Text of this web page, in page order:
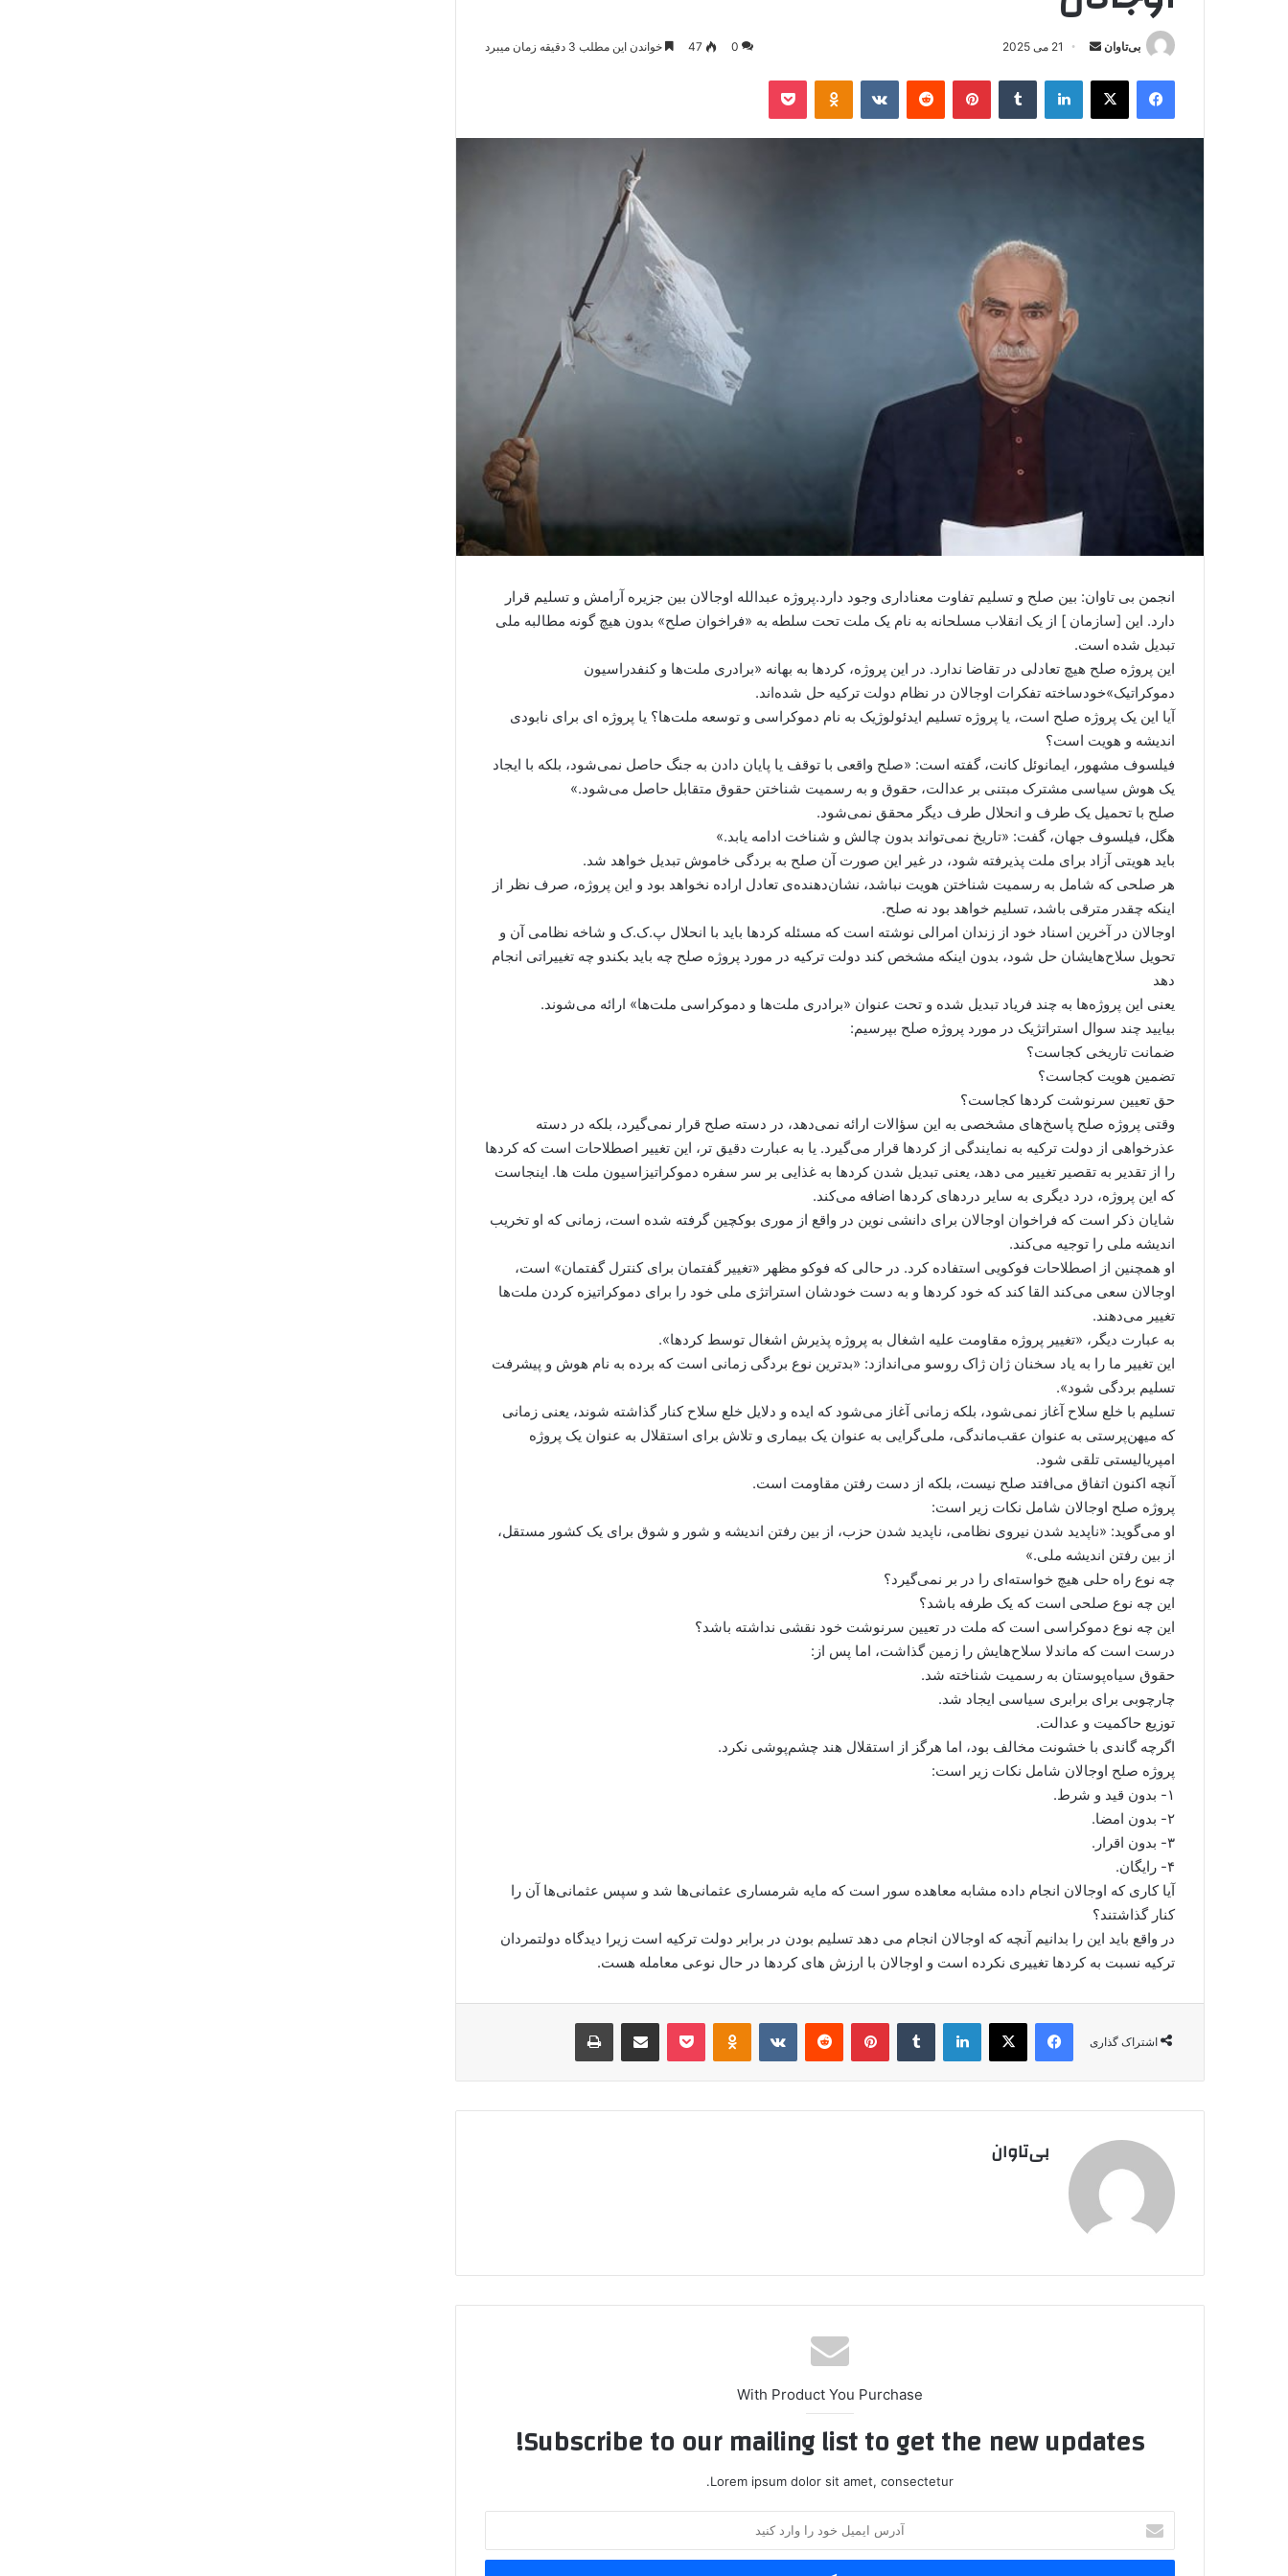
بی‌تاوان
ل
21 می 2025 0
47 خواندن این مطلب 3 دقیقه زمان میبرد
فیس بوک لینکدین ‫پین‌ترست ‫رددیت
انجمن بی تاوان: بین صلح و تسلیم تفاوت معناداری وجود دارد.پروژه عبدالله اوجالان بین جزیره آرامش و تسلیم قرار
دارد. این [سازمان ] از یک انقلاب مسلحانه به نام یک ملت تحت سلطه به «فراخوان صلح» بدون هیچ گونه مطالبه ملی
تبدیل شده است.
این پروژه صلح هیچ تعادلی در تقاضا ندارد. در این پروژه، کردها به بهانه «برادری ملت‌ها و کنفدراسیون
دموکراتیک»خودساخته تفکرات اوجالان در نظام دولت ترکیه حل شده‌اند.
آیا این یک پروژه صلح است، یا پروژه تسلیم ایدئولوژیک به نام دموکراسی و توسعه ملت‌ها؟ یا پروژه ای برای نابودی
اندیشه و هویت است؟
فیلسوف مشهور، ایمانوئل کانت، گفته است: «صلح واقعی با توقف یا پایان دادن به جنگ حاصل نمی‌شود، بلکه با ایجاد
یک هوش سیاسی مشترک مبتنی بر عدالت، حقوق و به رسمیت شناختن حقوق متقابل حاصل می‌شود.»
صلح با تحمیل یک طرف و انحلال طرف دیگر محقق نمی‌شود.
هگل، فیلسوف جهان، گفت: «تاریخ نمی‌تواند بدون چالش و شناخت ادامه یابد.»
باید هویتی آزاد برای ملت پذیرفته شود، در غیر این صورت آن صلح به بردگی خاموش تبدیل خواهد شد.
هر صلحی که شامل به رسمیت شناختن هویت نباشد، نشان‌دهنده‌ی تعادل اراده نخواهد بود و این پروژه، صرف نظر از
اینکه چقدر مترقی باشد، تسلیم خواهد بود نه صلح.
اوجالان در آخرین اسناد خود از زندان امرالی نوشته است که مسئله کردها باید با انحلال پ.ک.ک و شاخه نظامی آن و
تحویل سلاح‌هایشان حل شود، بدون اینکه مشخص کند دولت ترکیه در مورد پروژه صلح چه باید بکندو چه تغییراتی انجام
دهد
یعنی این پروژه‌ها به چند فریاد تبدیل شده و تحت عنوان «برادری ملت‌ها و دموکراسی ملت‌ها» ارائه می‌شوند.
بیایید چند سوال استراتژیک در مورد پروژه صلح بپرسیم:
ضمانت تاریخی کجاست؟
تضمین هویت کجاست؟
حق تعیین سرنوشت کردها کجاست؟
وقتی پروژه صلح پاسخ‌های مشخصی به این سؤالات ارائه نمی‌دهد، در دسته صلح قرار نمی‌گیرد، بلکه در دسته
عذرخواهی از دولت ترکیه به نمایندگی از کردها قرار می‌گیرد. یا به عبارت دقیق تر، این تغییر اصطلاحات است که کردها
را از تقدیر به تقصیر تغییر می دهد، یعنی تبدیل شدن کردها به غذایی بر سر سفره دموکراتیزاسیون ملت ها. اینجاست
که این پروژه، درد دیگری به سایر دردهای کردها اضافه می‌کند.
شایان ذکر است که فراخوان اوجالان برای دانشی نوین در واقع از موری بوکچین گرفته شده است، زمانی که او تخریب
اندیشه ملی را توجیه می‌کند.
او همچنین از اصطلاحات فوکویی استفاده کرد. در حالی که فوکو مظهر «تغییر گفتمان برای کنترل گفتمان» است،
اوجالان سعی می‌کند القا کند که خود کردها و به دست خودشان استراتژی ملی خود را برای دموکراتیزه کردن ملت‌ها
تغییر می‌دهند.
به عبارت دیگر، «تغییر پروژه مقاومت علیه اشغال به پروژه پذیرش اشغال توسط کردها».
این تغییر ما را به یاد سخنان ژان ژاک روسو می‌اندازد: «بدترین نوع بردگی زمانی است که برده به نام هوش و پیشرفت
تسلیم بردگی شود».
تسلیم با خلع سلاح آغاز نمی‌شود، بلکه زمانی آغاز می‌شود که ایده و دلایل خلع سلاح کنار گذاشته شوند، یعنی زمانی
که میهن‌پرستی به عنوان عقب‌ماندگی، ملی‌گرایی به عنوان یک بیماری و تلاش برای استقلال به عنوان یک پروژه
امپریالیستی تلقی شود.
آنچه اکنون اتفاق می‌افتد صلح نیست، بلکه از دست رفتن مقاومت است.
پروژه صلح اوجالان شامل نکات زیر است:
او می‌گوید: «ناپدید شدن نیروی نظامی، ناپدید شدن حزب، از بین رفتن اندیشه و شور و شوق برای یک کشور مستقل،
از بین رفتن اندیشه ملی.»
چه نوع راه حلی هیچ خواسته‌ای را در بر نمی‌گیرد؟
این چه نوع صلحی است که یک طرفه باشد؟
این چه نوع دموکراسی است که ملت در تعیین سرنوشت خود نقشی نداشته باشد؟
درست است که ماندلا سلاح‌هایش را زمین گذاشت، اما پس از:
حقوق سیاه‌پوستان به رسمیت شناخته شد.
چارچوبی برای برابری سیاسی ایجاد شد.
توزیع حاکمیت و عدالت.
اگرچه گاندی با خشونت مخالف بود، اما هرگز از استقلال هند چشم‌پوشی نکرد.
پروژه صلح اوجالان شامل نکات زیر است:
۱- بدون قید و شرط.
۲- بدون امضا.
۳- بدون اقرار.
۴- رایگان.
آیا کاری که اوجالان انجام داده مشابه معاهده سور است که مایه شرمساری عثمانی‌ها شد و سپس عثمانی‌ها آن را
کنار گذاشتند؟
در واقع باید این را بدانیم آنچه که اوجالان انجام می دهد تسلیم بودن در برابر دولت ترکیه است زیرا دیدگاه دولتمردان
ترکیه نسبت به کردها تغییری نکرده است و اوجالان با ارزش های کردها در حال نوعی معامله هست.
اشتراک گذاری
فیس بوک لینکدین ‫پین‌ترست ‫رددیت پاکت اشتراک گذاری از طریق ایمیل
بی‌تاوان
With Product You Purchase
Subscribe to our mailing list to get the new updates!
Lorem ipsum dolor sit amet, consectetur.
ر